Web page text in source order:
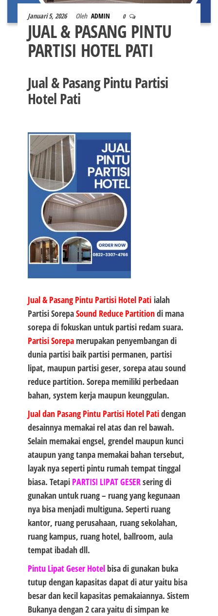
Januari 5, 2026 Oleh ADMIN 0
JUAL & PASANG PINTU
PARTISI HOTEL PATI
Jual & Pasang Pintu Partisi
Hotel Pati
Jual & Pasang Pintu Partisi Hotel Patiialah
Partisi SorepaSound Reduce Partitiondi mana
sorepa di fokuskan untuk partisi redam suara.
Partisi Sorepamerupakan penyembangan di
dunia partisi baik partisi permanen, partisi
lipat, maupun partisi geser, sorepa atau sound
reduce partition. Sorepa memiliki perbedaan
bahan, system kerja maupun keunggulan.
Jual dan Pasang Pintu Partisi Hotel Patidengan
desainnya memakai rel atas dan rel bawah.
Selain memakai engsel, grendel maupun kunci
ataupun yang tanpa memakai bahan tersebut,
layak nya seperti pintu rumah tempat tinggal
biasa. Tetapi PARTISI LIPAT GESERsering di
gunakan untuk ruang – ruang yang kegunaan
nya bisa menjadi multiguna. Seperti ruang
kantor, ruang perusahaan, ruang sekolahan,
ruang kampus, ruang hotel, ballroom, aula
tempat ibadah dll.
Pintu Lipat Geser Hotelbisa di gunakan buka
tutup dengan kapasitas dapat di atur yaitu bisa
besar dan kecil kapasitas pemakaiannya. Sistem
Bukanya dengan 2 cara yaitu di simpan ke